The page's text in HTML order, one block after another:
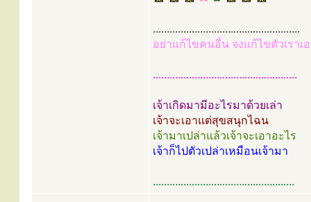
.....................................................
อย่าแก้ไขคนอื่น จงแก้ไขตัวเราเ
....................................................
เจ้าเกิดมามีอะไรมาด้วยเล่า
เจ้าจะเอาแต่สุขสนุกไฉน
เจ้ามาเปล่าแล้วเจ้าจะเอาอะไร
เจ้าก็ไปตัวเปล่าเหมือนเจ้ามา
...................................................